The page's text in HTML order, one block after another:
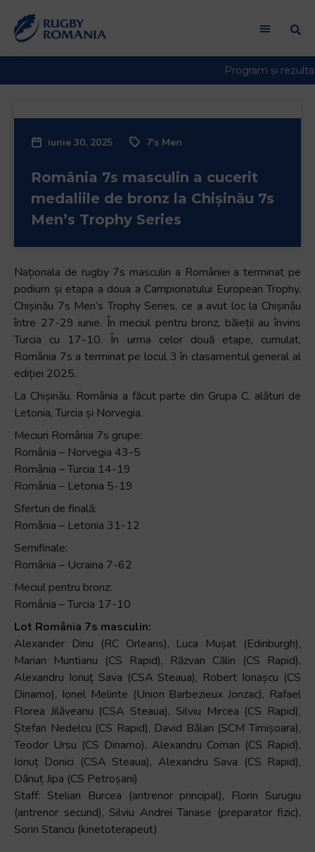
iunie 30, 2025 7's Men
România 7s masculin a cucerit
medaliile de bronz la Chișinău 7s
Men’s Trophy Series
Naționala de rugby 7s masculin a României a terminat pe
podium și etapa a doua a Campionatului European Trophy,
Chișinău 7s Men’s Trophy Series, ce a avut loc la Chișinău
între 27-29 iunie. În meciul pentru bronz, băieții au învins
Turcia cu 17-10. În urma celor două etape, cumulat,
România 7s a terminat pe locul 3 în clasamentul general al
ediției 2025.
La Chișinău, România a făcut parte din Grupa C, alături de
Letonia, Turcia și Norvegia.
Meciuri România 7s grupe:
România – Norvegia 43-5
România – Turcia 14-19
România – Letonia 5-19
Sferturi de finală:
România – Letonia 31-12
Semifinale:
România – Ucraina 7-62
Meciul pentru bronz:
România – Turcia 17-10
Lot România 7s masculin:
Alexander Dinu (RC Orleans), Luca Mușat (Edinburgh),
Marian Muntianu (CS Rapid), Răzvan Călin (CS Rapid),
Alexandru Ionuț Sava (CSA Steaua), Robert Ionașcu (CS
Dinamo), Ionel Melinte (Union Barbezieux Jonzac), Rafael
Florea Jilăveanu (CSA Steaua), Silviu Mircea (CS Rapid),
Ștefan Nedelcu (CS Rapid), David Bălan (SCM Timișoara),
Teodor Ursu (CS Dinamo), Alexandru Coman (CS Rapid),
Ionuț Donici (CSA Steaua), Alexandru Sava (CS Rapid),
Dănuț Jipa (CS Petroșani)
Staff: Stelian Burcea (antrenor principal), Florin Surugiu
(antrenor secund), Silviu Andrei Tanase (preparator fizic),
Sorin Stancu (kinetoterapeut)